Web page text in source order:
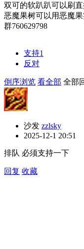
双可的软趴趴可以刷
恶魔果树可以用恶魔
群760629798
支持1
反对
倒序浏览 看全部 全部
沙发 zzlsky
2025-12-1 20:51
排队 必须支持一下
回复 收藏